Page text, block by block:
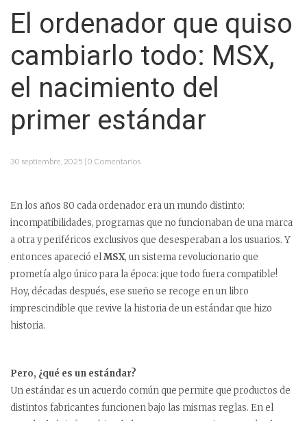
El ordenador que quiso
cambiarlo todo: MSX,
el nacimiento del
primer estándar
30 septiembre, 2025 | 0 Comentarios
En los años 80 cada ordenador era un mundo distinto:
incompatibilidades, programas que no funcionaban de una marca
a otra y periféricos exclusivos que desesperaban a los usuarios. Y
entonces apareció elMSX, un sistema revolucionario que
prometía algo único para la época: ¡que todo fuera compatible!
Hoy, décadas después, ese sueño se recoge en un libro
imprescindible que revive la historia de un estándar que hizo
historia.
Pero, ¿qué es un estándar?
Un estándar es un acuerdo común que permite que productos de
distintos fabricantes funcionen bajo las mismas reglas. En el